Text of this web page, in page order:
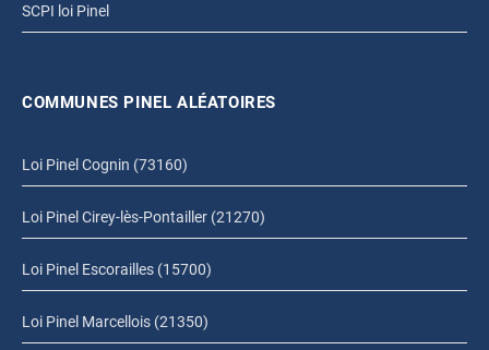
SCPI loi Pinel
COMMUNES PINEL ALÉATOIRES
Loi Pinel Cognin (73160)
Loi Pinel Cirey-lès-Pontailler (21270)
Loi Pinel Escorailles (15700)
Loi Pinel Marcellois (21350)